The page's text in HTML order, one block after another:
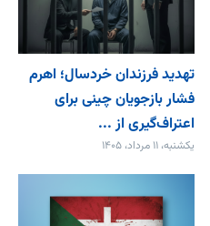
تهدید فرزندان خردسال؛ اهرم
فشار بازجویان چینی برای
اعتراف‌گیری از ...
یکشنبه، ۱۱ مرداد، ۱۴۰۵